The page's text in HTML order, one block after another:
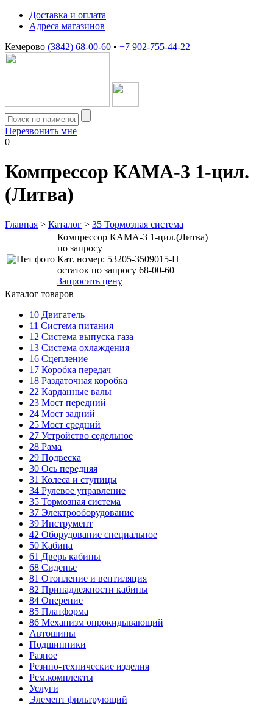
Доставка и оплата
Адреса магазинов
Кемерово (3842) 68-00-60 • +7 902-755-44-22
Перезвонить мне
0
Компрессор КАМА-3 1-цил.
(Литва)
Главная > Каталог > 35 Тормозная система
Компрессор КАМА-3 1-цил.(Литва)
по запросу
Кат. номер: 53205-3509015-П
остаток по запросу 68-00-60
Запросить цену
Каталог товаров
10 Двигатель
11 Система питания
12 Система выпуска газа
13 Система охлаждения
16 Сцепление
17 Коробка передач
18 Раздаточная коробка
22 Карданные валы
23 Мост передний
24 Мост задний
25 Мост средний
27 Устройство седельное
28 Рама
29 Подвеска
30 Ось передняя
31 Колеса и ступицы
34 Рулевое управление
35 Тормозная система
37 Электрооборудование
39 Инструмент
42 Оборудование специальное
50 Кабина
61 Дверь кабины
68 Сиденье
81 Отопление и вентиляция
82 Принадлежности кабины
84 Оперение
85 Платформа
86 Механизм опрокидывающий
Автошины
Подшипники
Разное
Резино-технические изделия
Рем.комплекты
Услуги
Элемент фильтрующий